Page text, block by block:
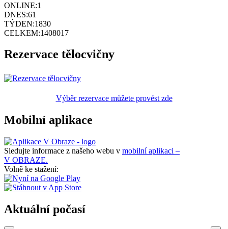
ONLINE:1
DNES:61
TÝDEN:1830
CELKEM:1408017
Rezervace tělocvičny
Výběr rezervace můžete provést zde
Mobilní aplikace
Sledujte informace z našeho webu v mobilní aplikaci –
V OBRAZE.
Volně ke stažení:
Aktuální počasí